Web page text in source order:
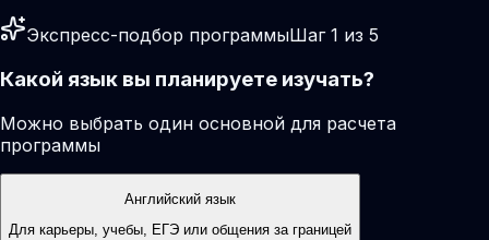
Экспресс-подбор программыШаг 1 из 5
Какой язык вы планируете изучать?
Можно выбрать один основной для расчета
программы
Английский язык
Для карьеры, учебы, ЕГЭ или общения за границей